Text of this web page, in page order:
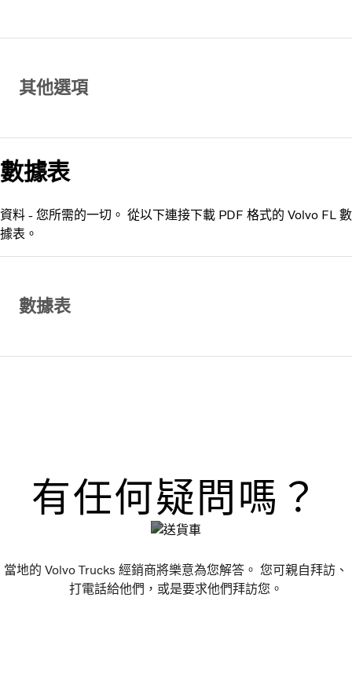
其他選項
數據表
資料 - 您所需的一切。 從以下連接下載 PDF 格式的 Volvo FL 數
據表。
數據表
有任何疑問嗎？
當地的 Volvo Trucks 經銷商將樂意為您解答。 您可親自拜訪、
打電話給他們，或是要求他們拜訪您。